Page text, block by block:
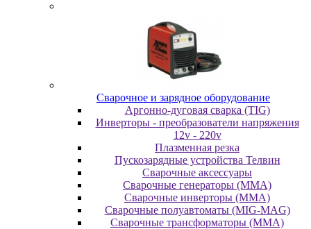
Cвapoчнoe и зарядное оборудование
Аргонно-дуговая сварка (TIG)
Инверторы - преобразователи напряжения
12v - 220v
Плазменная резка
Пускозарядные устройства Телвин
Сварочные аксессуары
Сварочные генераторы (MMA)
Сварочные инверторы (MMA)
Сварочные полуавтоматы (MIG-MAG)
Сварочные трансформаторы (MMA)